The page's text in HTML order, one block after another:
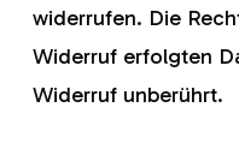
widerrufen. Die
Widerruf erfolgten
Widerruf unberührt.